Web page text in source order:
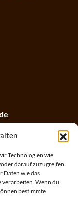
Technologien wie
darauf zuzugreifen.
Daten wie das
verarbeiten. Wenn du
bestimmte
ANMELDEN